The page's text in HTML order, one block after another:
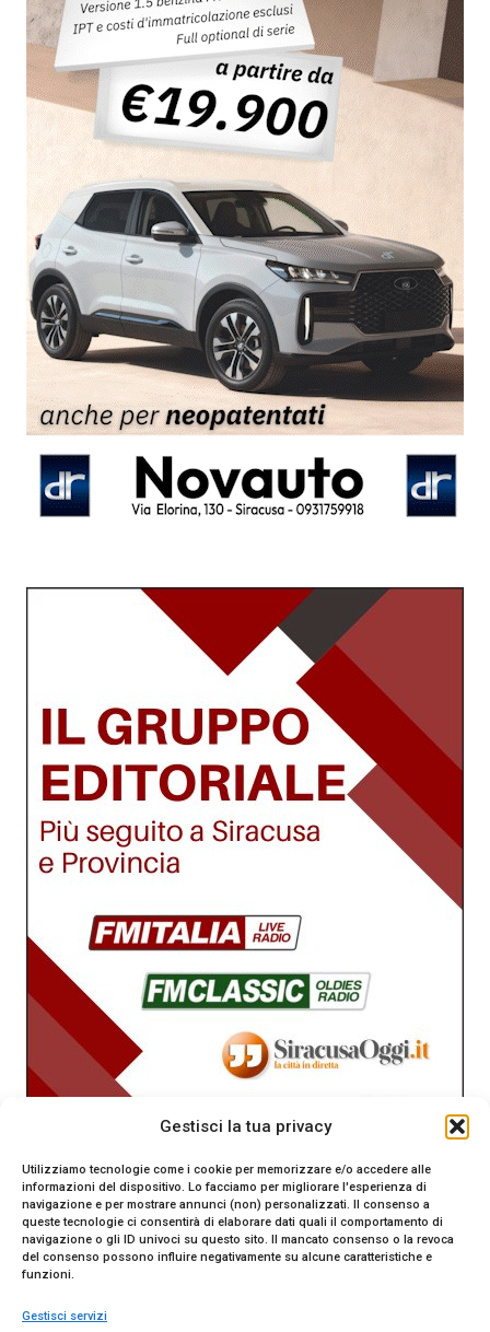
Gestisci la tua privacy
Utilizziamo tecnologie come i cookie per memorizzare e/o accedere alle
informazioni del dispositivo. Lo facciamo per migliorare l'esperienza di
navigazione e per mostrare annunci (non) personalizzati. Il consenso a
queste tecnologie ci consentirà di elaborare dati quali il comportamento di
navigazione o gli ID univoci su questo sito. Il mancato consenso o la revoca
del consenso possono influire negativamente su alcune caratteristiche e
funzioni.
Gestisci servizi